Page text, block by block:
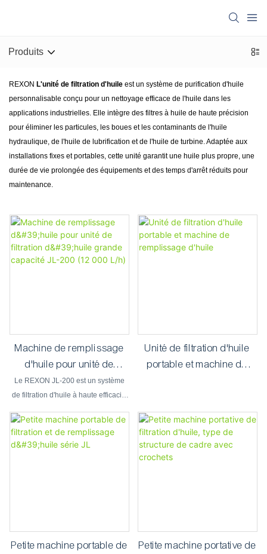
Produits
REXON L'unité de filtration d'huile est un système de purification d'huile
personnalisable conçu pour un nettoyage efficace de l'huile dans les
applications industrielles. Elle intègre des filtres à huile de haute précision
pour éliminer les particules, les boues et les contaminants de l'huile
hydraulique, de l'huile de lubrification et de l'huile de turbine. Adaptée aux
installations fixes et portables, cette unité garantit une huile plus propre, une
durée de vie prolongée des équipements et des temps d'arrêt réduits pour
maintenance.
Machine de remplissage
d'huile pour unité de
filtration d'huile grande
capacité JL-200
(12 000 L/h)
Le REXON JL-200 est un système
de filtration d'huile à haute efficacité
litres/heure, conçu pour la filtration,
le transfert et le remplissage d'huile
Unité de filtration d'huile
portable et machine de
Petite machine portable de
Petite machine portative de